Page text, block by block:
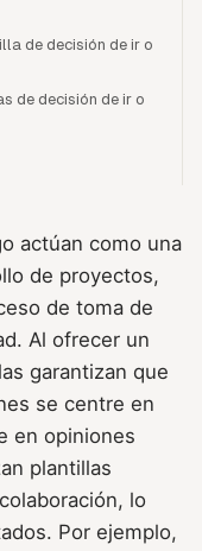
de decisión de ir o
de decisión de ir o
actúan como una
de proyectos,
de toma de
Al ofrecer un
garantizan que
se centre en
en opiniones
plantillas
lo
Por ejemplo,